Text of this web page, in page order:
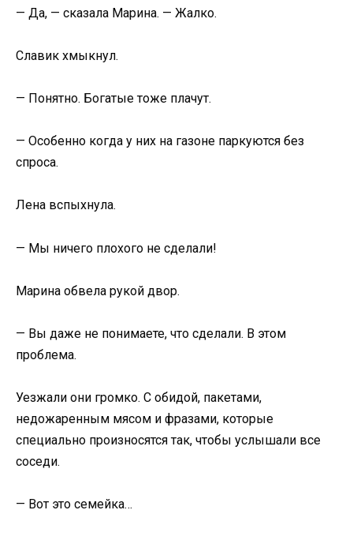
— Да, — сказала Марина. — Жалко.
Славик хмыкнул.
— Понятно. Богатые тоже плачут.
— Особенно когда у них на газоне паркуются без
спроса.
Лена вспыхнула.
— Мы ничего плохого не сделали!
Марина обвела рукой двор.
— Вы даже не понимаете, что сделали. В этом
проблема.
Уезжали они громко. С обидой, пакетами,
недожаренным мясом и фразами, которые
специально произносятся так, чтобы услышали все
соседи.
— Вот это семейка…